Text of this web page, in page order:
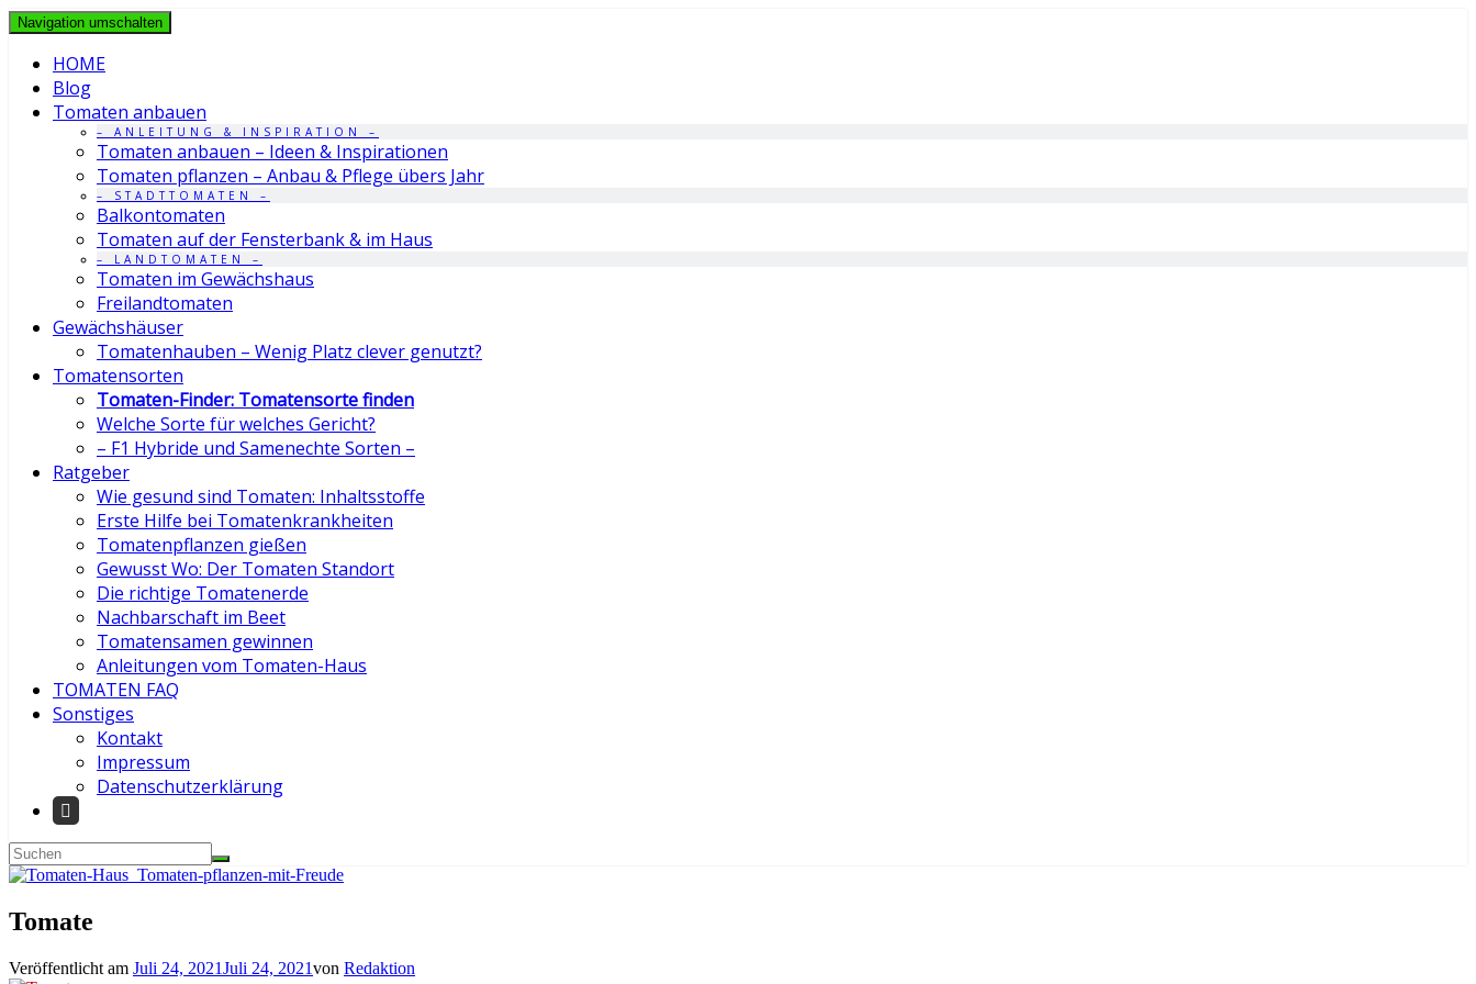
Navigation umschalten
HOME
Blog
Tomaten anbauen
– ANLEITUNG & INSPIRATION –
Tomaten anbauen – Ideen & Inspirationen
Tomaten pflanzen – Anbau & Pflege übers Jahr
– STADTTOMATEN –
Balkontomaten
Tomaten auf der Fensterbank & im Haus
– LANDTOMATEN –
Tomaten im Gewächshaus
Freilandtomaten
Gewächshäuser
Tomatenhauben – Wenig Platz clever genutzt?
Tomatensorten
Tomaten-Finder: Tomatensorte finden
Welche Sorte für welches Gericht?
– F1 Hybride und Samenechte Sorten –
Ratgeber
Wie gesund sind Tomaten: Inhaltsstoffe
Erste Hilfe bei Tomatenkrankheiten
Tomatenpflanzen gießen
Gewusst Wo: Der Tomaten Standort
Die richtige Tomatenerde
Nachbarschaft im Beet
Tomatensamen gewinnen
Anleitungen vom Tomaten-Haus
TOMATEN FAQ
Sonstiges
Kontakt
Impressum
Datenschutzerklärung
Tomate
Veröffentlicht am Juli 24, 2021Juli 24, 2021von Redaktion